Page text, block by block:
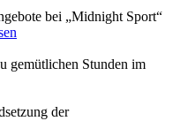
bei „Midnight Sport“
gemütlichen Stunden im
der